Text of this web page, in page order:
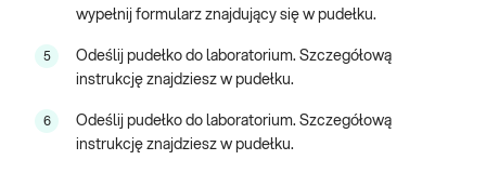
wypełnij formularz znajdujący się w pudełku.
5
Odeślij pudełko do laboratorium. Szczegółową
instrukcję znajdziesz w pudełku.
6
Odeślij pudełko do laboratorium. Szczegółową
instrukcję znajdziesz w pudełku.